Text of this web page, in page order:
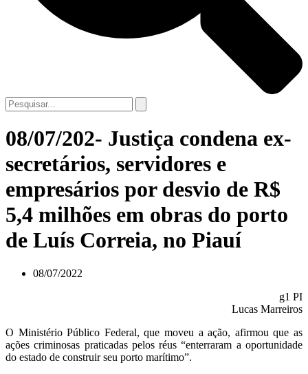
08/07/202- Justiça condena ex-
secretários, servidores e
empresários por desvio de R$
5,4 milhões em obras do porto
de Luís Correia, no Piauí
08/07/2022
g1 PI
Lucas Marreiros
O Ministério Público Federal, que moveu a ação, afirmou que as
ações criminosas praticadas pelos réus “enterraram a oportunidade
do estado de construir seu porto marítimo”.